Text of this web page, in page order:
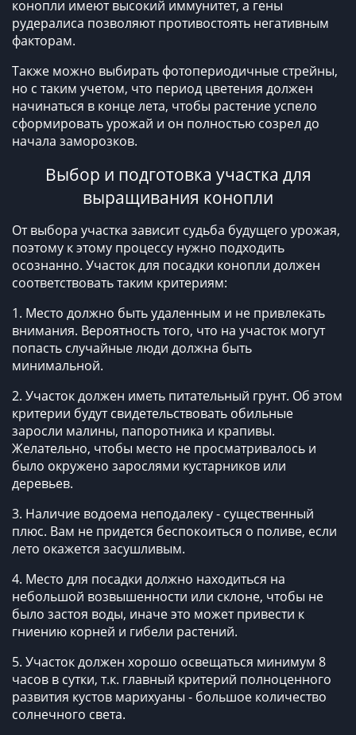
конопли имеют высокий иммунитет, а гены
рудералиса позволяют противостоять негативным
факторам.
Также можно выбирать фотопериодичные стрейны,
но с таким учетом, что период цветения должен
начинаться в конце лета, чтобы растение успело
сформировать урожай и он полностью созрел до
начала заморозков.
Выбор и подготовка участка для
выращивания конопли
От выбора участка зависит судьба будущего урожая,
поэтому к этому процессу нужно подходить
осознанно. Участок для посадки конопли должен
соответствовать таким критериям:
1. Место должно быть удаленным и не привлекать
внимания. Вероятность того, что на участок могут
попасть случайные люди должна быть
минимальной.
2. Участок должен иметь питательный грунт. Об этом
критерии будут свидетельствовать обильные
заросли малины, папоротника и крапивы.
Желательно, чтобы место не просматривалось и
было окружено зарослями кустарников или
деревьев.
3. Наличие водоема неподалеку - существенный
плюс. Вам не придется беспокоиться о поливе, если
лето окажется засушливым.
4. Место для посадки должно находиться на
небольшой возвышенности или склоне, чтобы не
было застоя воды, иначе это может привести к
гниению корней и гибели растений.
5. Участок должен хорошо освещаться минимум 8
часов в сутки, т.к. главный критерий полноценного
развития кустов марихуаны - большое количество
солнечного света.